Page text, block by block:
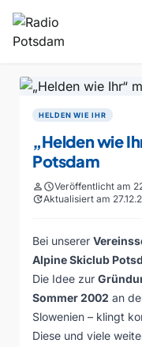
HELDEN WIE IHR
„Helden wie
Potsdam
personscheduleVeröffentlicht am
updateAktualisiert am
Bei unserer
Alpine Skiclub
Die Idee zur
Sommer 2002 an
Slowenien – klingt
Diese und viele